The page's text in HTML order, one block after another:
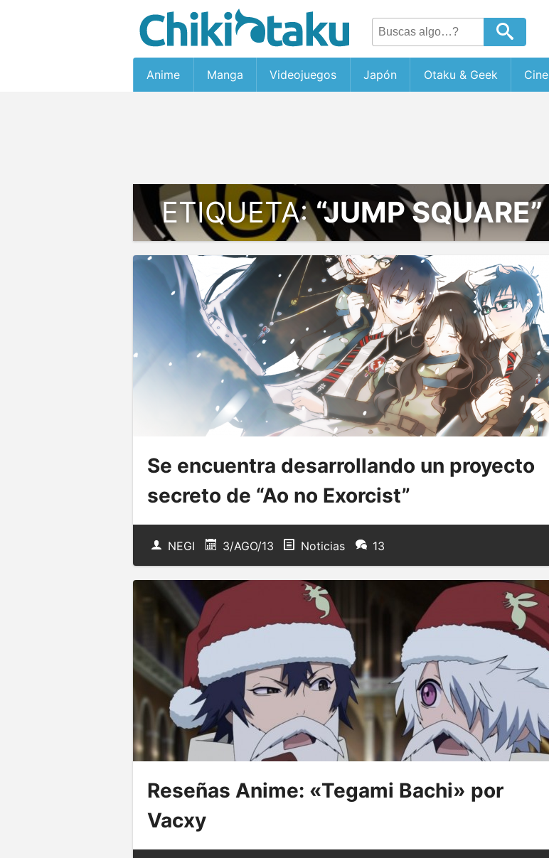
Anime Manga Videojuegos Japón Otaku & Geek Cine
ETIQUETA:“JUMP SQUARE”
Se encuentra desarrollando un proyecto
secreto de “Ao no Exorcist”
NEGI 3/AGO/13 Noticias 13
Reseñas Anime: «Tegami Bachi» por
Vacxy